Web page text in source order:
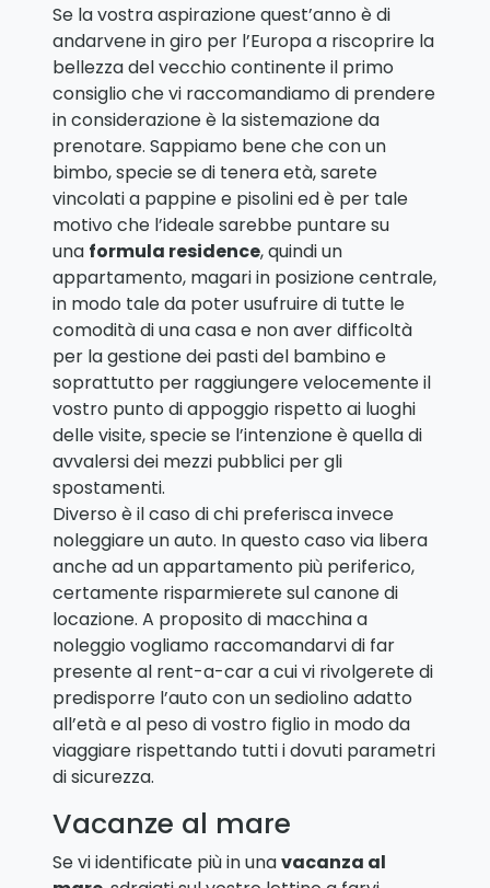
Se la vostra aspirazione quest’anno è di
andarvene in giro per l’Europa a riscoprire la
bellezza del vecchio continente il primo
consiglio che vi raccomandiamo di prendere
in considerazione è la sistemazione da
prenotare. Sappiamo bene che con un
bimbo, specie se di tenera età, sarete
vincolati a pappine e pisolini ed è per tale
motivo che l’ideale sarebbe puntare su
una formula residence, quindi un
appartamento, magari in posizione centrale,
in modo tale da poter usufruire di tutte le
comodità di una casa e non aver difficoltà
per la gestione dei pasti del bambino e
soprattutto per raggiungere velocemente il
vostro punto di appoggio rispetto ai luoghi
delle visite, specie se l’intenzione è quella di
avvalersi dei mezzi pubblici per gli
spostamenti.
Diverso è il caso di chi preferisca invece
noleggiare un auto. In questo caso via libera
anche ad un appartamento più periferico,
certamente risparmierete sul canone di
locazione. A proposito di macchina a
noleggio vogliamo raccomandarvi di far
presente al rent-a-car a cui vi rivolgerete di
predisporre l’auto con un sediolino adatto
all’età e al peso di vostro figlio in modo da
viaggiare rispettando tutti i dovuti parametri
di sicurezza.
Vacanze al mare
Se vi identificate più in unavacanza al